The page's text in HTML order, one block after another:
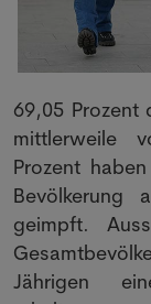
69,05 Prozent
mittlerweile
Prozent
Bevölkerung
geimpft.
Jährigen